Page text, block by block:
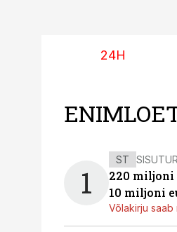
24H
1
ST
220 miljoni
10 miljoni
Võlakirju saab